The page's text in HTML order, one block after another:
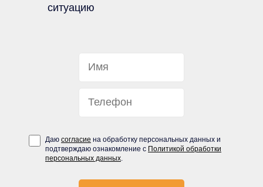
ситуацию
Даю согласие на обработку персональных данных и
подтверждаю ознакомление с Политикой обработки
персональных данных